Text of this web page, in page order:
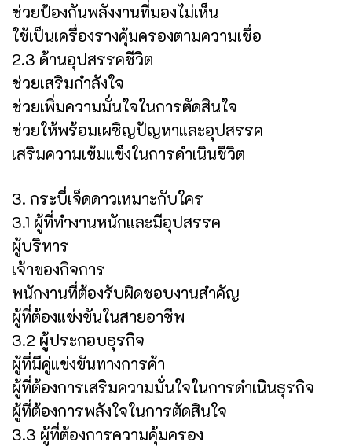
ช่วยป้องกันพลังงานที่มองไม่เห็น
ใช้เป็นเครื่องรางคุ้มครองตามความเชื่อ
2.3 ด้านอุปสรรคชีวิต
ช่วยเสริมกำลังใจ
ช่วยเพิ่มความมั่นใจในการตัดสินใจ
ช่วยให้พร้อมเผชิญปัญหาและอุปสรรค
เสริมความเข้มแข็งในการดำเนินชีวิต
3. กระบี่เจ็ดดาวเหมาะกับใคร
3.1 ผู้ที่ทำงานหนักและมีอุปสรรค
ผู้บริหาร
เจ้าของกิจการ
พนักงานที่ต้องรับผิดชอบงานสำคัญ
ผู้ที่ต้องแข่งขันในสายอาชีพ
3.2 ผู้ประกอบธุรกิจ
ผู้ที่มีคู่แข่งขันทางการค้า
ผู้ที่ต้องการเสริมความมั่นใจในการดำเนินธุรกิจ
ผู้ที่ต้องการพลังใจในการตัดสินใจ
3.3 ผู้ที่ต้องการความคุ้มครอง